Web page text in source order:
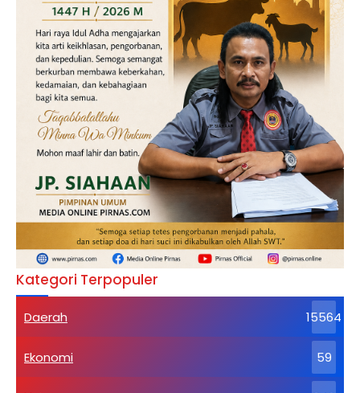
Kategori Terpopuler
Daerah 15564
Ekonomi 59